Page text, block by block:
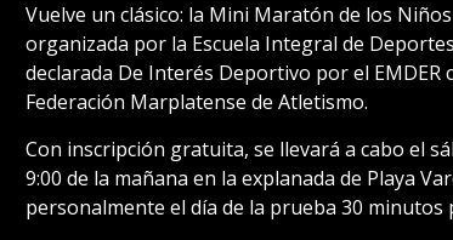
Vuelve un clásico: la Mini Maratón de los Niños
organizada por la Escuela Integral de
declarada De Interés Deportivo por el EMDER
Federación Marplatense de Atletismo.
Con inscripción gratuita, se llevará a cabo el
9:00 de la mañana en la explanada de Playa
personalmente el día de la prueba 30 minutos